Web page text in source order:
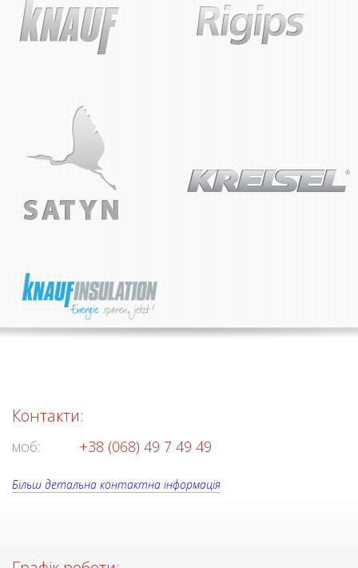
Контакти:
моб: +38 (068) 49 7 49 49
Більш детальна контактна інформація